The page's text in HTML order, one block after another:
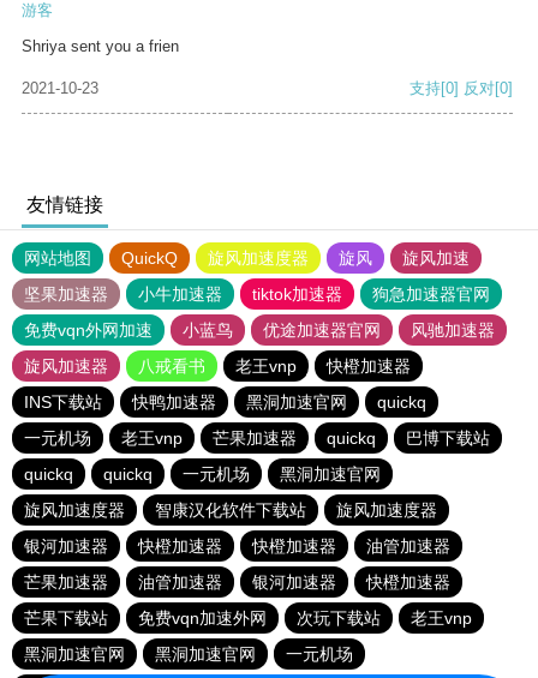
游客
Shriya sent you a frien
2021-10-23 支持[0] 反对[0]
友情链接
网站地图 QuickQ 旋风加速度器 旋风
旋风加速
坚果加速器
小牛加速器 tiktok加速器
狗急加速器官网
免费vqn外网加速
小蓝鸟 优途加速器官网
风驰加速器
旋风加速器
八戒看书 老王vnp
快橙加速器
INS下载站
快鸭加速器 黑洞加速官网
quickq
一元机场
老王vnp 芒果加速器 quickq
巴博下载站
quickq
quickq 一元机场
黑洞加速官网
旋风加速度器
智康汉化软件下载站
旋风加速度器
银河加速器
快橙加速器 快橙加速器
油管加速器
芒果加速器
油管加速器 银河加速器
快橙加速器
芒果下载站
免费vqn加速外网 次玩下载站
老王vnp
黑洞加速官网
黑洞加速官网 一元机场